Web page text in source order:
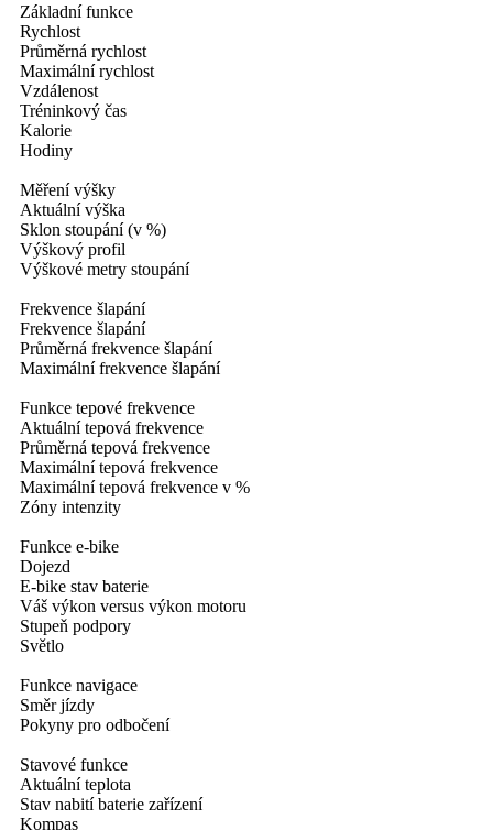
Základní funkce
Rychlost
Průměrná rychlost
Maximální rychlost
Vzdálenost
Tréninkový čas
Kalorie
Hodiny
Měření výšky
Aktuální výška
Sklon stoupání (v %)
Výškový profil
Výškové metry stoupání
Frekvence šlapání
Frekvence šlapání
Průměrná frekvence šlapání
Maximální frekvence šlapání
Funkce tepové frekvence
Aktuální tepová frekvence
Průměrná tepová frekvence
Maximální tepová frekvence
Maximální tepová frekvence v %
Zóny intenzity
Funkce e-bike
Dojezd
E-bike stav baterie
Váš výkon versus výkon motoru
Stupeň podpory
Světlo
Funkce navigace
Směr jízdy
Pokyny pro odbočení
Stavové funkce
Aktuální teplota
Stav nabití baterie zařízení
Kompas